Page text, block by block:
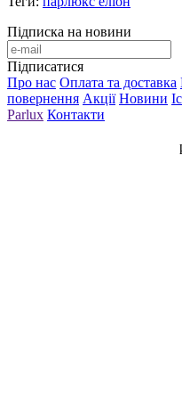
Підписка на новини
Підписатися
Про нас Оплата та доставка
повернення Акції Новини
Parlux Контакти